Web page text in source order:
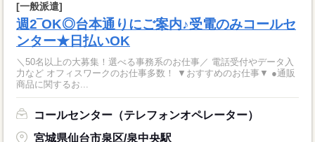
[一般派遣]
週2‾OK◎台本通りにご案内♪受電のみコールセ
ンター★日払いOK
＼50名以上の大募集！選べる事務系のお仕事／ 電話受付やデータ入
力など オフィスワークのお仕事多数！ ▼おすすめのお仕事▼ ●通販
商品に関するお...
コールセンター（テレフォンオペレーター）
宮城県仙台市泉区/泉中央駅